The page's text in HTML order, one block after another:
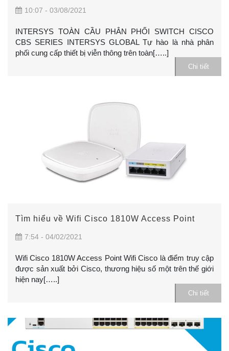
10:07 - 03/08/2021
INTERSYS TOÀN CẦU PHÂN PHỐI SWITCH CISCO
CBS SERIES INTERSYS GLOBAL Tự hào là nhà phân
phối cung cấp thiết bị viễn thông trên toàn[…..]
Chi tiết
Tìm hiểu về Wifi Cisco 1810W Access Point
7:54 - 04/02/2021
Wifi Cisco 1810W Access Point Wifi Cisco là điểm truy cập
được sản xuất bởi Cisco, thương hiệu số một trên thế giới
hiện nay[…..]
Chi tiết